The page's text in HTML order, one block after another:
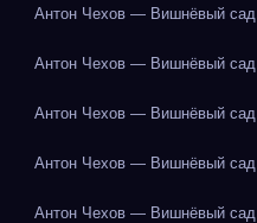
Антон Чехов — Вишнёвый сад
Антон Чехов — Вишнёвый сад
Антон Чехов — Вишнёвый сад
Антон Чехов — Вишнёвый сад
Антон Чехов — Вишнёвый сад